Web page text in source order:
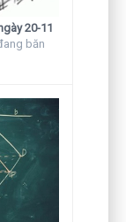
20-11
băn